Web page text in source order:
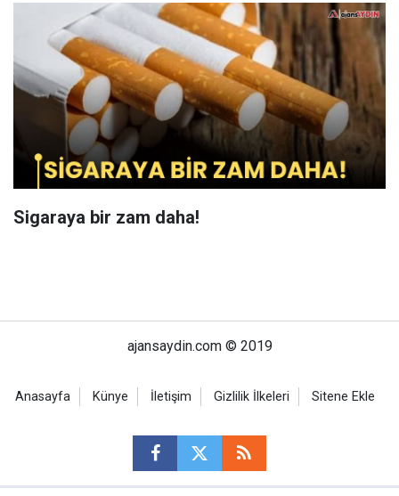
Sigaraya bir zam daha!
ajansaydin.com © 2019
Anasayfa Künye İletişim Gizlilik İlkeleri Sitene Ekle